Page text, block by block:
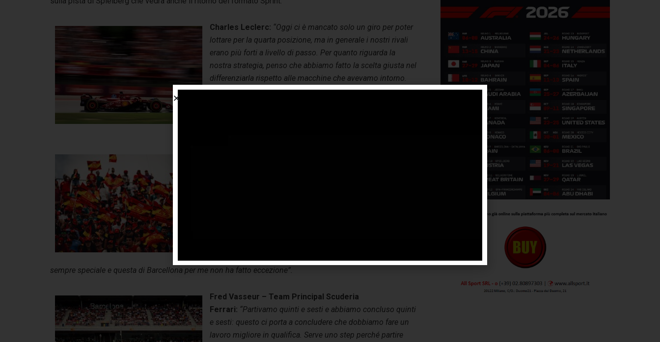
Charles Leclerc: “Oggi ci è mancato solo un giro per poter
lottare per la quarta posizione, ma in generale i nostri rivali
erano più forti a livello di passo. Per quanto riguarda la
nostra strategia, penso che abbiamo fatto la scelta giusta nel
differenziarla rispetto alle macchine che avevamo intorno.
Forse abbiamo perso un po’ di tempo tra di noi a inizio gara
sempre speciale e questa di Barcellona per me non ha fatto eccezione”.
Fred Vasseur – Team Principal Scuderia
Ferrari: “Partivamo quinti e sesti e abbiamo concluso quinti
e sesti: questo ci porta a concludere che dobbiamo fare un
lavoro migliore in qualifica. Serve uno step perché partire